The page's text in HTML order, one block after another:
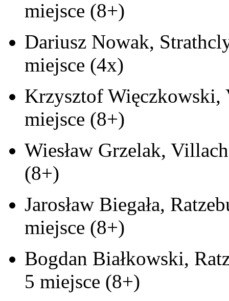
miejsce (8+)
Dariusz Nowak,
miejsce (4x)
Krzysztof
miejsce (8+)
Wiesław Grzelak,
(8+)
Jarosław Biegała,
miejsce (8+)
Bogdan Białkowski,
5 miejsce (8+)